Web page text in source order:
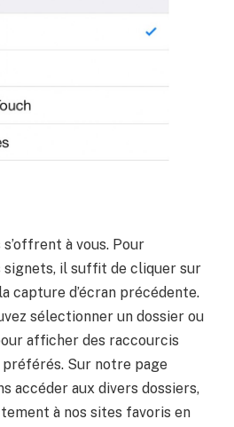
à vous. Pour
il suffit de cliquer sur
capture d’écran précédente.
sélectionner un dossier ou
afficher des raccourcis
Sur notre page
accéder aux divers dossiers,
à nos sites favoris en